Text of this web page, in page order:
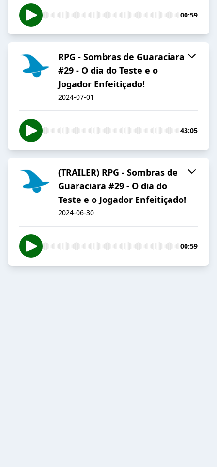
00:59
RPG - Sombras de Guaraciara
#29 - O dia do Teste e o
Jogador Enfeitiçado!
2024-07-01
43:05
(TRAILER) RPG - Sombras de
Guaraciara #29 - O dia do
Teste e o Jogador Enfeitiçado!
2024-06-30
00:59